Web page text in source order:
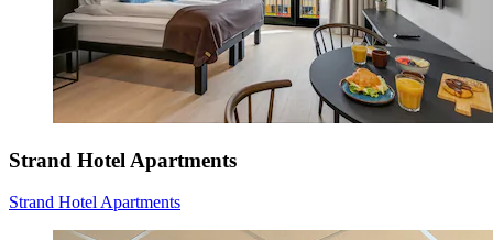
Strand Hotel Apartments
Strand Hotel Apartments